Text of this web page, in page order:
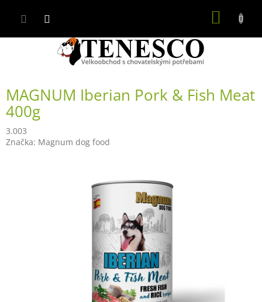
MAGNUM Iberian Pork & Fish Meat
400g
3.003
Značka: Magnum dog food